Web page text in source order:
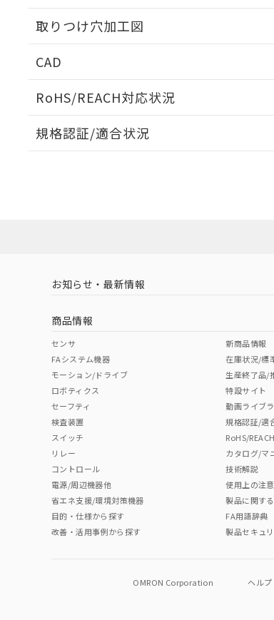
取りつけ穴加工図
CAD
RoHS/REACH対応状況
EU RoHS 注意事項・凡例
中国 RoHS 注意事項・凡例
中国 RoHS表
Pb Hg
"対応済み"や非含有の記載がされた商品であっ
非含有品が必要な際は、弊社営業部門もしくは販
規格認証/適合状況
お知らせ・最新情報
商品情報
センサ
FAシステム機器
モーション/ドライブ
ロボティクス
セーフティ
検査装置
スイッチ
リレー
コントロール
電源/周辺機器他
省エネ支援/環境対策機器
目的・仕様から探す
改善・活用事例から探す
新商品情報
在庫状況/標
生産終了品/
特設サイト
動画ライブ
規格認証/適
RoHS/
カタログ/マ
技術解説
使用上の注
製品に関す
FA用語辞典
製品セキュ
OMRON Corporation ヘルプ